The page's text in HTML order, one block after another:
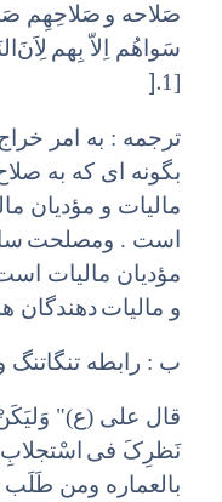
صَلاحه و صَلاحِهِم
سَواهُم اِلاّ بِهم
[1
].
ترجمه : به امر
بگونه ای که به
مالیات و مؤدیان
است . ومصلحت
مؤدیان مالیات
و مالیاتدهندگان
ب : رابطه تنگاتنگ
قال علی (ع)‌"
نَظرِکَ فی
بالعماره ومن طَلَب